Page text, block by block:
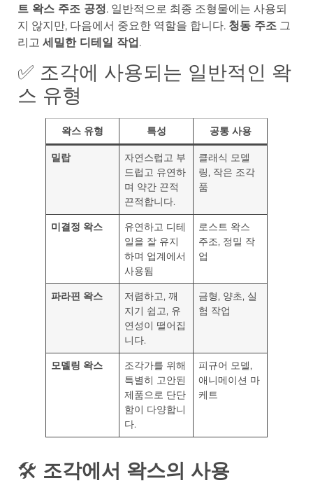
트 왁스 주조 공정. 일반적으로 최종 조형물에는 사용되
지 않지만, 다음에서 중요한 역할을 합니다. 청동 주조 그
리고 세밀한 디테일 작업.
✅ 조각에 사용되는 일반적인 왁
스 유형
왁스 유형 특성 공통 사용
밀랍
자연스럽고 부
드럽고 유연하
며 약간 끈적
끈적합니다.
클래식 모델
링, 작은 조각
품
미결정 왁스
유연하고 디테
일을 잘 유지
하며 업계에서
사용됨
로스트 왁스
주조, 정밀 작
업
파라핀 왁스
저렴하고, 깨
지기 쉽고, 유
연성이 떨어집
니다.
금형, 양초, 실
험 작업
모델링 왁스
조각가를 위해
특별히 고안된
제품으로 단단
함이 다양합니
다.
피규어 모델,
애니메이션 마
케트
🛠️ 조각에서 왁스의 사용